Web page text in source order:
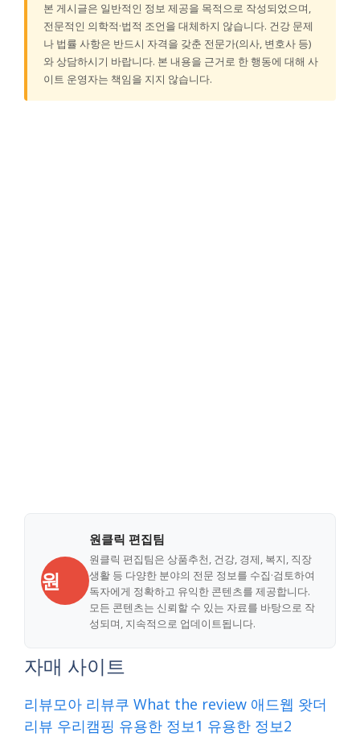
본 게시글은 일반적인 정보 제공을 목적으로 작성되었으며,
전문적인 의학적·법적 조언을 대체하지 않습니다. 건강 문제
나 법률 사항은 반드시 자격을 갖춘 전문가(의사, 변호사 등)
와 상담하시기 바랍니다. 본 내용을 근거로 한 행동에 대해 사
이트 운영자는 책임을 지지 않습니다.
원
원클릭 편집팀
원클릭 편집팀은 상품추천, 건강, 경제, 복지, 직장
생활 등 다양한 분야의 전문 정보를 수집·검토하여
독자에게 정확하고 유익한 콘텐츠를 제공합니다.
모든 콘텐츠는 신뢰할 수 있는 자료를 바탕으로 작
성되며, 지속적으로 업데이트됩니다.
자매 사이트
리뷰모아 리뷰쿠 What the review 애드웹 왓더
리뷰 우리캠핑 유용한 정보1 유용한 정보2